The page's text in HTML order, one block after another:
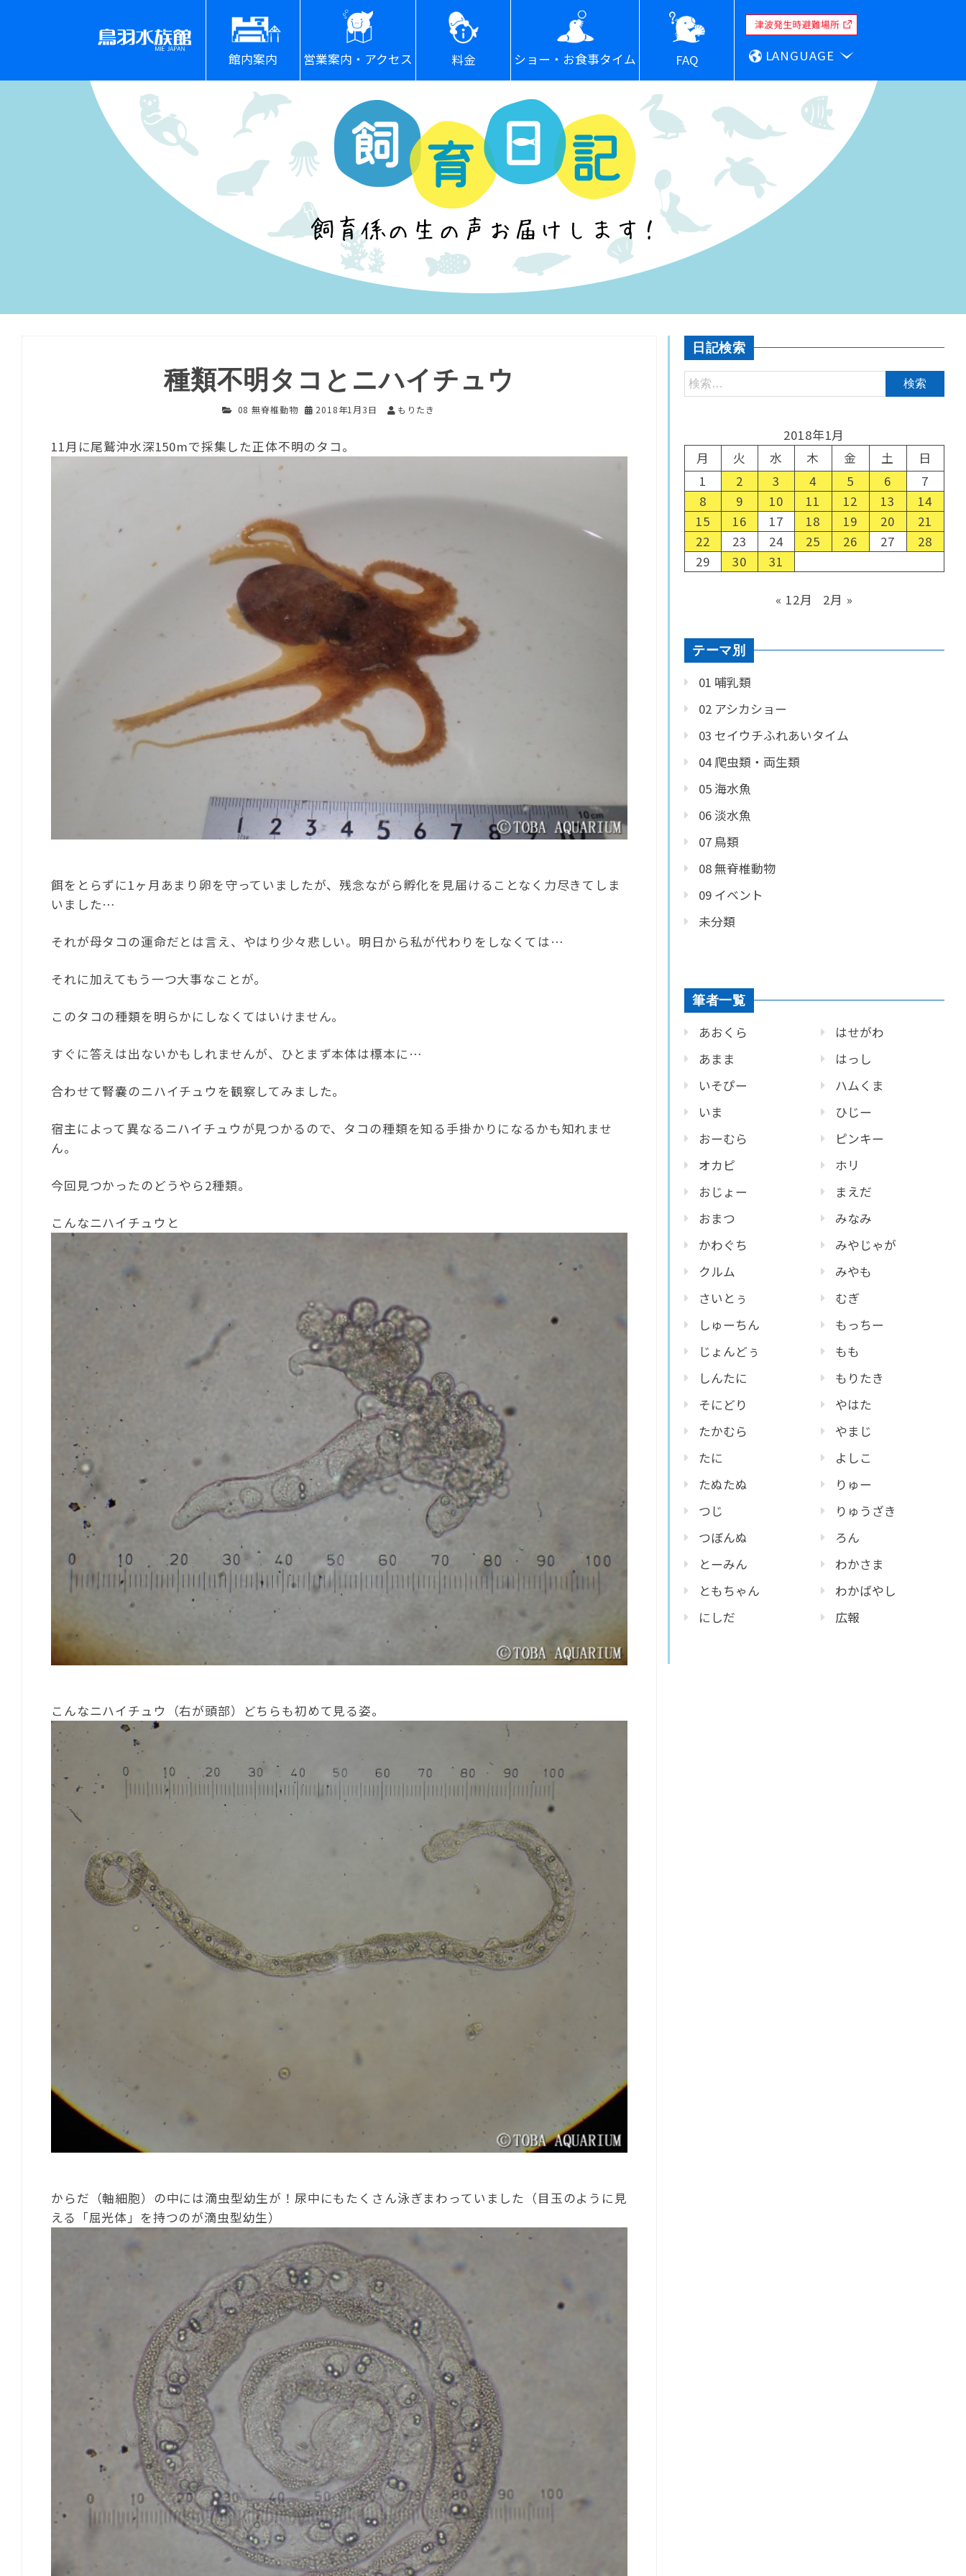
館内案内 営業案内・アクセス 料金 ショー・お食事タイム FAQ LANGUAGE
種類不明タコとニハイチュウ
08 無脊椎動物 2018年1月3日 もりたき
11月に尾鷲沖水深150mで採集した正体不明のタコ。
餌をとらずに1ヶ月あまり卵を守っていましたが、残念ながら孵化を見届けることなく力尽きてしま
いました…
それが母タコの運命だとは言え、やはり少々悲しい。明日から私が代わりをしなくては…
それに加えてもう一つ大事なことが。
このタコの種類を明らかにしなくてはいけません。
すぐに答えは出ないかもしれませんが、ひとまず本体は標本に…
合わせて腎嚢のニハイチュウを観察してみました。
宿主によって異なるニハイチュウが見つかるので、タコの種類を知る手掛かりになるかも知れませ
ん。
今回見つかったのどうやら2種類。
こんなニハイチュウと
こんなニハイチュウ（右が頭部）どちらも初めて見る姿。
からだ（軸細胞）の中には滴虫型幼生が！尿中にもたくさん泳ぎまわっていました（目玉のように見
える「屈光体」を持つのが滴虫型幼生）
日記検索
2018年1月
月
火 水 木 金 土
日
1
2 3 4 5 6
7
8
9 10 11 12 13
14
15
16 17 18 19 20
21
22
23 24 25 26 27
28
29
30 31
« 12月 2月 »
テーマ別
01 哺乳類
02 アシカショー
03 セイウチふれあいタイム
04 爬虫類・両生類
05 海水魚
06 淡水魚
07 鳥類
08 無脊椎動物
09 イベント
未分類
筆者一覧
あおくら
あまま
いそぴー
いま
おーむら
オカピ
おじょー
おまつ
かわぐち
クルム
さいとぅ
しゅーちん
じょんどぅ
しんたに
そにどり
たかむら
たに
たぬたぬ
つじ
つぼんぬ
とーみん
ともちゃん
にしだ
はせがわ
はっし
ハムくま
ひじー
ピンキー
ホリ
まえだ
みなみ
みやじゃが
みやも
むぎ
もっちー
もも
もりたき
やはた
やまじ
よしこ
りゅー
りゅうざき
ろん
わかさま
わかばやし
広報